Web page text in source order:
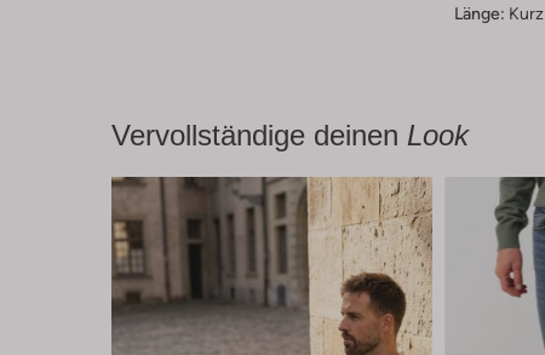
Länge: Kurz
Vervollständige deinen Look